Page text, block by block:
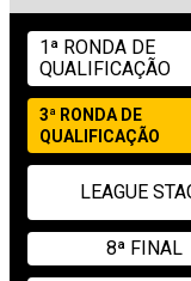
1ª RONDA DE
QUALIFICAÇÃO
3ª RONDA DE
QUALIFICAÇÃO
LEAGUE
8ª FINAL